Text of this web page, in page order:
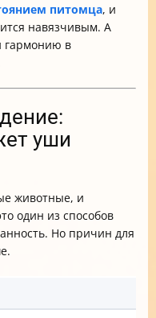
питомца, и
навязчивым. А
гармонию в
уши
животные, и
один из способов
Но причин для